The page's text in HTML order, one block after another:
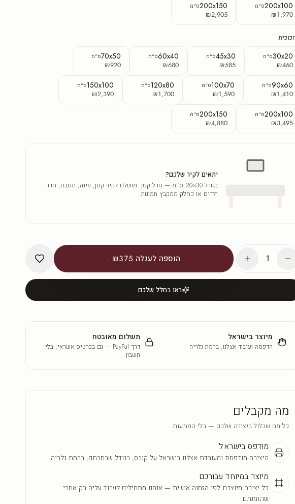
200x100ס"מ
₪1,970
200x150ס"מ
₪2,905
זכוכית
30x20ס"מ
₪460
45x30ס"מ
₪585
60x40ס"מ
₪680
70x50ס"מ
₪920
90x60ס"מ
₪1,410
100x70ס"מ
₪1,590
120x80ס"מ
₪1,700
150x100ס"מ
₪2,390
200x100ס"מ
₪3,495
200x150ס"מ
₪4,880
יתאים לקיר שלכם?
בגודל 30×20 ס"מ — גודל קטן. מושלם לקיר קטן, פינה, מטבח, חדר
ילדים או כחלק ממקבץ תמונות.
1 הוספה לעגלה · ₪375
ראו בחלל שלכם
מיוצר בישראל
הדפסה ועיבוד אצלנו, ברמת גלריה
תשלום מאובטח
דרך PayPal — גם בכרטיס אשראי, בלי
חשבון
מה מקבלים
כל מה שכלול ביצירה שלכם — בלי הפתעות.
מודפס בישראל
היצירה מודפסת ומעובדת אצלנו בישראל על קנבס, בגודל שבחרתם, ברמת גלריה.
מיוצר במיוחד עבורכם
כל יצירה מיוצרת לפי הזמנה אישית — אנחנו מתחילים לעבוד עליה רק אחרי
שהזמנתם.